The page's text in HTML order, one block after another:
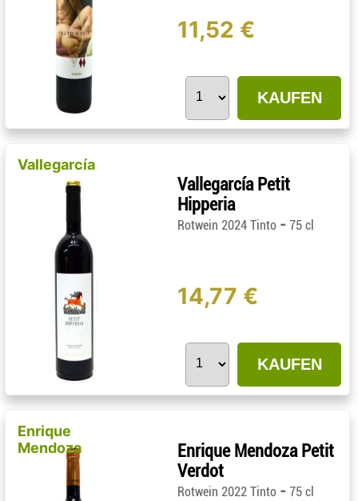
11,52 €
KAUFEN
Vallegarcía
Vallegarcía Petit
Hipperia
Rotwein 2024 Tinto - 75 cl
14,77 €
KAUFEN
Enrique
Mendoza
Enrique Mendoza Petit
Verdot
Rotwein 2022 Tinto - 75 cl